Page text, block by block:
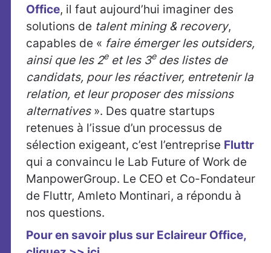
Office, il faut aujourd’hui imaginer des
solutions de talent mining & recovery,
capables de « faire émerger les outsiders,
ainsi que les 2eet les 3e des listes de
candidats, pour les réactiver, entretenir la
relation, et leur proposer des missions
alternatives ». Des quatre startups
retenues à l’issue d’un processus de
sélection exigeant, c’est l’entreprise Fluttr
qui a convaincu le Lab Future of Work de
ManpowerGroup. Le CEO et Co-Fondateur
de Fluttr, Amleto Montinari, a répondu à
nos questions.
Pour en savoir plus sur Eclaireur Office,